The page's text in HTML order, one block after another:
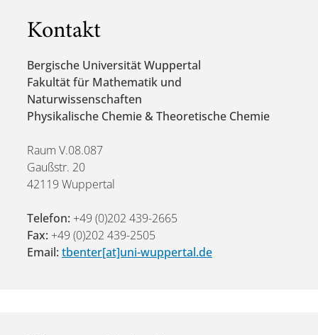
Kontakt
Bergische Universität Wuppertal
Fakultät für Mathematik und
Naturwissenschaften
Physikalische Chemie & Theoretische Chemie
Raum V.08.087
Gaußstr. 20
42119 Wuppertal
Telefon: +49 (0)202 439-2665
Fax: +49 (0)202 439-2505
Email: tbenter[at]uni-wuppertal.de